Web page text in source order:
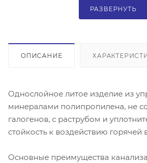
РАЗВЕРНУТЬ
ОПИСАНИЕ
Однослойное литое изделие из
минералами полипропилена, не
галогенов, с раструбом и
стойкость к воздействию горячей
Основные преимущества